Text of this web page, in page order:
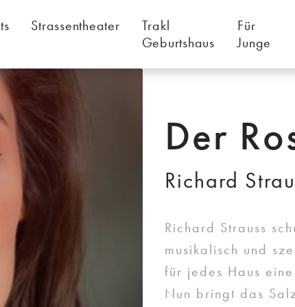
Strassentheater
Trakl
Geburtshaus
Für
Junge
Der
Richard
Richard Strauss
musikalisch und
für jedes Haus
Nun bringt das